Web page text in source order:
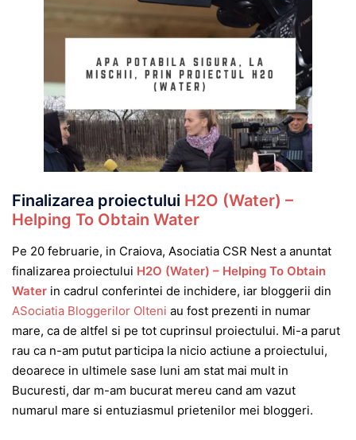
Finalizarea proiectului H2O (Water) –
Helping To Obtain Water
Pe 20 februarie, in Craiova, Asociatia CSR Nest a anuntat
finalizarea proiectului H2O (Water) – Helping To Obtain
Water in cadrul conferintei de inchidere, iar bloggerii din
ASociatia Bloggerilor Olteni au fost prezenti in numar
mare, ca de altfel si pe tot cuprinsul proiectului. Mi-a parut
rau ca n-am putut participa la nicio actiune a proiectului,
deoarece in ultimele sase luni am stat mai mult in
Bucuresti, dar m-am bucurat mereu cand am vazut
numarul mare si entuziasmul prietenilor mei bloggeri.